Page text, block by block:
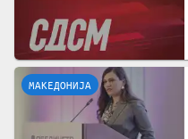
МАКЕДОНИЈА